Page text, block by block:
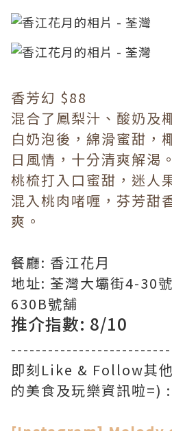
香芳幻 $88
混合了鳳梨汁、酸奶及
白奶泡後，綿滑蜜甜，
日風情，十分清爽解
桃梳打入口蜜甜，迷人
混入桃肉啫喱，芬芳甜
爽。
餐廳: 香江花月
地址: 荃灣大壩街4-30
630B號舖
推介指數: 8/10
即刻Like & Follow其
的美食及玩樂資訊啦=) :